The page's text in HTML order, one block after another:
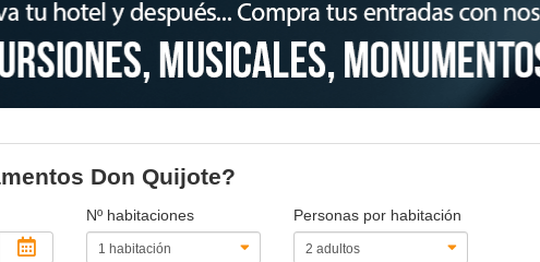
Don Quijote?
Nº habitaciones
Personas por habitación